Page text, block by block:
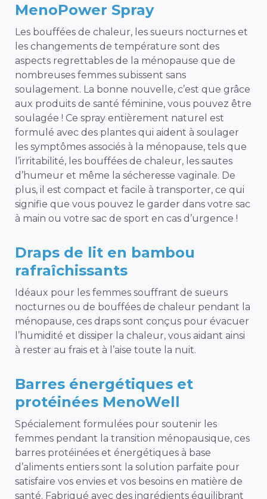
MenoPower Spray
Les bouffées de chaleur, les sueurs nocturnes et
les changements de température sont des
aspects regrettables de la ménopause que de
nombreuses femmes subissent sans
soulagement. La bonne nouvelle, c’est que grâce
aux produits de santé féminine, vous pouvez être
soulagée ! Ce spray entièrement naturel est
formulé avec des plantes qui aident à soulager
les symptômes associés à la ménopause, tels que
l’irritabilité, les bouffées de chaleur, les sautes
d’humeur et même la sécheresse vaginale. De
plus, il est compact et facile à transporter, ce qui
signifie que vous pouvez le garder dans votre sac
à main ou votre sac de sport en cas d’urgence !
Draps de lit en bambou
rafraîchissants
Idéaux pour les femmes souffrant de sueurs
nocturnes ou de bouffées de chaleur pendant la
ménopause, ces draps sont conçus pour évacuer
l’humidité et dissiper la chaleur, vous aidant ainsi
à rester au frais et à l’aise toute la nuit.
Barres énergétiques et
protéinées MenoWell
Spécialement formulées pour soutenir les
femmes pendant la transition ménopausique, ces
barres protéinées et énergétiques à base
d’aliments entiers sont la solution parfaite pour
satisfaire vos envies et vos besoins en matière de
santé. Fabriqué avec des ingrédients équilibrant